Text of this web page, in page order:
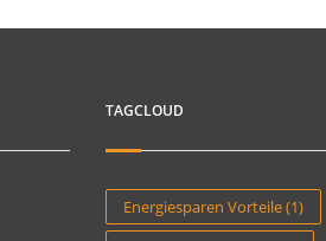
TAGCLOUD
Energiesparen Vorteile(1)